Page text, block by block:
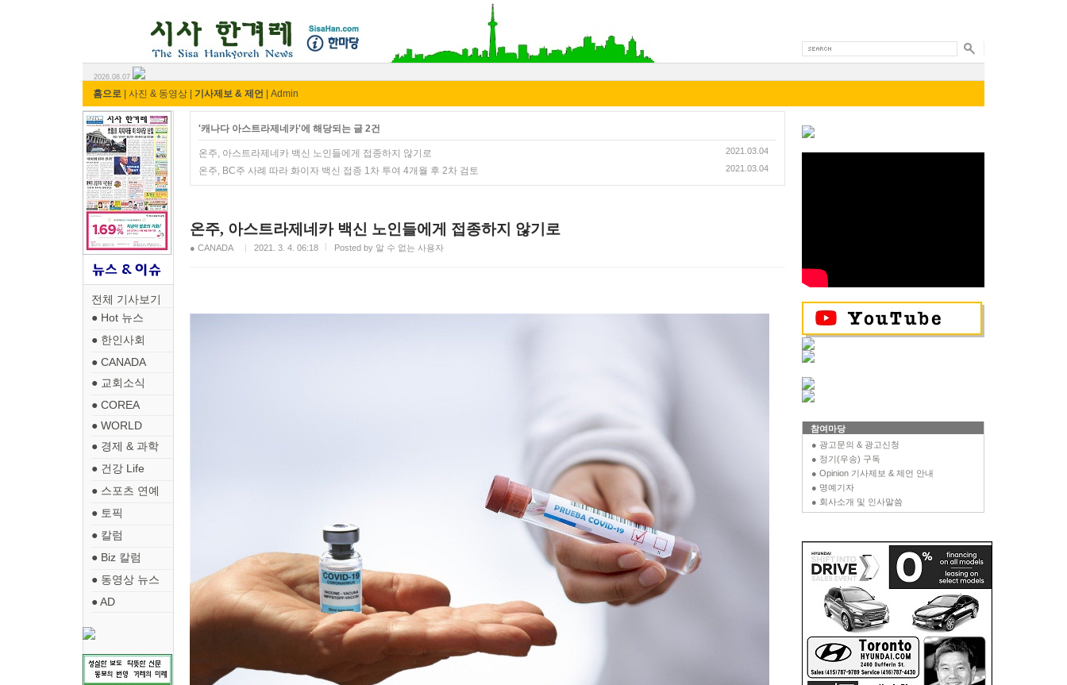
2026.08.07
홈으로 사진 & 동영상 기사제보 & 제언 Admin
전체 기사보기
● Hot 뉴스
● 한인사회
● CANADA
● 교회소식
● COREA
● WORLD
● 경제 & 과학
● 건강 Life
● 스포츠 연예
● 토픽
● 칼럼
● Biz 칼럼
● 동영상 뉴스
● AD
'캐나다 아스트라제네카'에 해당되는 글 2건
2021.03.04
온주, 아스트라제네카 백신 노인들에게 접종하지 않기로
2021.03.04
온주, BC주 사례 따라 화이자 백신 접종 1차 투여 4개월 후 2차 검토
온주, 아스트라제네카 백신 노인들에게 접종하지 않기로
● CANADA 2021. 3. 4. 06:18 Posted by 알 수 없는 사용자
참여마당
● 광고문의 & 광고신청
● 정기(우송) 구독
● Opinion 기사제보 & 제언 안내
● 명예기자
● 회사소개 및 인사말씀